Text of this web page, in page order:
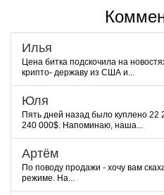
Илья
Цена битка подскочила на
крипто- державу из США и...
Юля
Пять дней назад было куплено
240 000$. Напоминаю, наша...
Артём
По поводу продажи - хочу вам
режиме. На...